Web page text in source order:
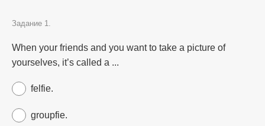
Задание 1.
When your friends and you want to take a picture of
yourselves, it’s called a ...
felfie.
groupfie.